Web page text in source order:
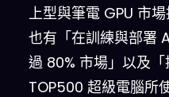
上型與筆電 GPU 市
也有「在訓練與部署
過 80% 市場」以及
TOP500 超級電腦所